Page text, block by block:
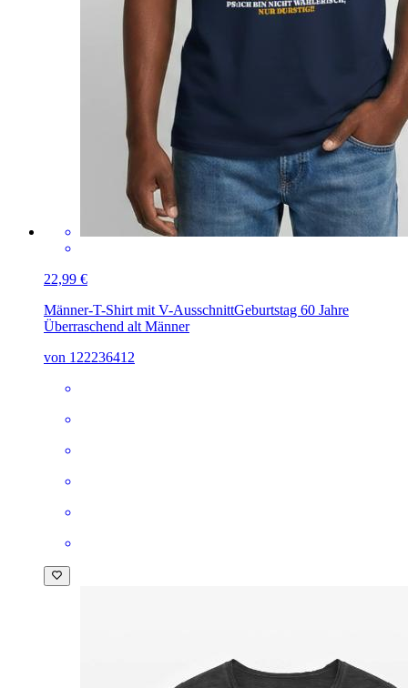
22,99 €
Männer-T-Shirt mit V-AusschnittGeburtstag 60 Jahre
Überraschend alt Männer
von 122236412